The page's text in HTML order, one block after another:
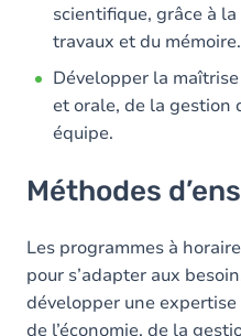
scientifique, grâce à
travaux et du mémoire.
Développer la
et orale, de la gestion
équipe.
Méthodes
Les programmes à
pour s’adapter aux
développer une
de l’économie, de la